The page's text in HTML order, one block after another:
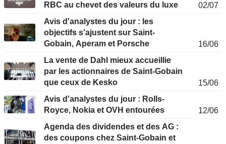
RBC au chevet des valeurs du luxe
02/07
Avis d'analystes du jour : les
objectifs s'ajustent sur Saint-
Gobain, Aperam et Porsche
16/06
La vente de Dahl mieux accueillie
par les actionnaires de Saint-Gobain
que ceux de Kesko
15/06
Avis d'analystes du jour : Rolls-
Royce, Nokia et OVH entourées
12/06
Agenda des dividendes et des AG :
des coupons chez Saint-Gobain et